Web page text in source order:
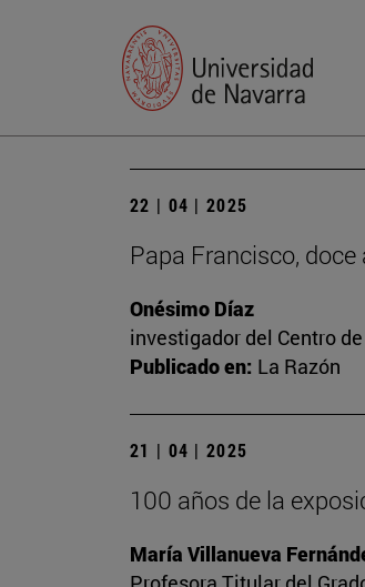
22 | 04 | 2025
Papa Francisco,
Onésimo Díaz
investigador del Centro
Publicado en: La Razón
21 | 04 | 2025
100 años de la
María Villanueva